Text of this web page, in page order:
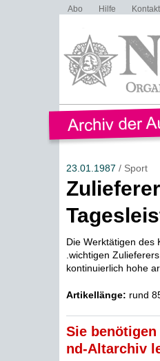
Abo Hilfe Kontakt
23.01.1987 / Sport
Die Werktätigen des
.wichtigen
kontinuierlich hohe
Artikellänge: rund
Sie
nd-Altarchiv